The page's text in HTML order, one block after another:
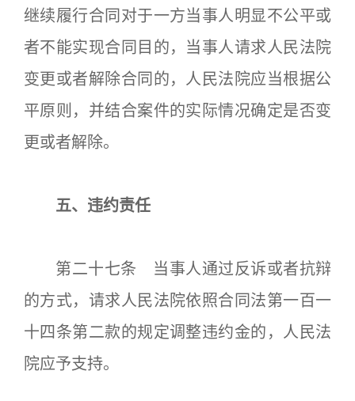
继续履行合同对于一方当事人明显不公平或
者不能实现合同目的，当事人请求人民法院
变更或者解除合同的，人民法院应当根据公
平原则，并结合案件的实际情况确定是否变
更或者解除。
五、违约责任
第二十七条 当事人通过反诉或者抗辩
的方式，请求人民法院依照合同法第一百一
十四条第二款的规定调整违约金的，人民法
院应予支持。